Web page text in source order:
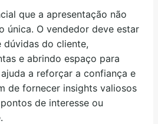
que a apresentação não
única. O vendedor deve estar
dúvidas do cliente,
e abrindo espaço para
a reforçar a confiança e
de fornecer insights valiosos
de interesse ou